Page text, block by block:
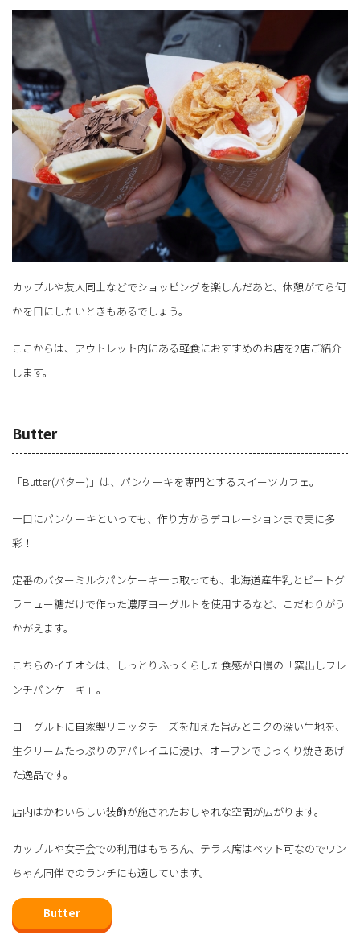
カップルや友人同士などでショッピングを楽しんだあと、休憩がてら何
かを口にしたいときもあるでしょう。
ここからは、アウトレット内にある軽食におすすめのお店を2店ご紹介
します。
Butter
「Butter(バター)」は、パンケーキを専門とするスイーツカフェ。
一口にパンケーキといっても、作り方からデコレーションまで実に多
彩！
定番のバターミルクパンケーキ一つ取っても、北海道産牛乳とビートグ
ラニュー糖だけで作った濃厚ヨーグルトを使用するなど、こだわりがう
かがえます。
こちらのイチオシは、しっとりふっくらした食感が自慢の「窯出しフレ
ンチパンケーキ」。
ヨーグルトに自家製リコッタチーズを加えた旨みとコクの深い生地を、
生クリームたっぷりのアパレイユに浸け、オーブンでじっくり焼きあげ
た逸品です。
店内はかわいらしい装飾が施されたおしゃれな空間が広がります。
カップルや女子会での利用はもちろん、テラス席はペット可なのでワン
ちゃん同伴でのランチにも適しています。
Butter